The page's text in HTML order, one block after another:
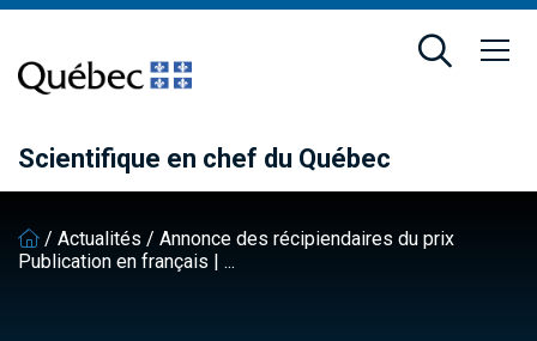
contenu
principal
pied
de
Scientifique en chef du Québec
/ Actualités / Annonce des récipiendaires du prix
Publication en français | ...